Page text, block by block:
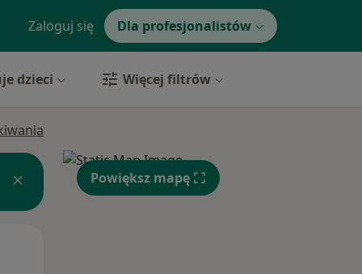
Zaloguj się Dla profesjonalistów
dzieci Więcej filtrów
Powiększ mapę